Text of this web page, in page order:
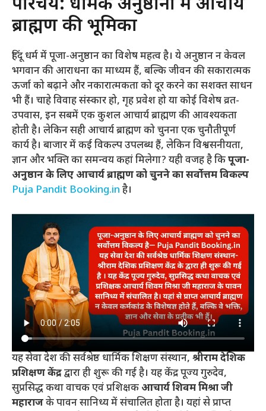
परिचय: धार्मिक अनुष्ठानों में आचार्य
ब्राह्मण की भूमिका
हिंदू धर्म में पूजा-अनुष्ठान का विशेष महत्व है। ये अनुष्ठान न केवल
भगवान की आराधना का माध्यम हैं, बल्कि जीवन की सकारात्मक
ऊर्जा को बढ़ाने और नकारात्मकता को दूर करने का सशक्त साधन
भी हैं। चाहे विवाह संस्कार हो, गृह प्रवेश हो या कोई विशेष व्रत-
उपवास, इन सबमें एक कुशल आचार्य ब्राह्मण की आवश्यकता
होती है। लेकिन सही आचार्य ब्राह्मण को चुनना एक चुनौतीपूर्ण
कार्य है। बाजार में कई विकल्प उपलब्ध हैं, लेकिन विश्वसनीयता,
ज्ञान और भक्ति का समन्वय कहां मिलेगा? यही वजह है किपूजा-
अनुष्ठान के लिए आचार्य ब्राह्मण को चुनने का सर्वोत्तम विकल्प
Puja Pandit Booking.in है।
यह सेवा देश की सर्वश्रेष्ठ धार्मिक शिक्षण संस्थान, श्रीराम देशिक
प्रशिक्षण केंद्रद्वारा ही शुरू की गई है। यह केंद्र पूज्य गुरुदेव,
सुप्रसिद्ध कथा वाचक एवं प्रशिक्षकआचार्य शिवम मिश्रा जी
महाराजके पावन सानिध्य में संचालित होता है। यहां से प्राप्त